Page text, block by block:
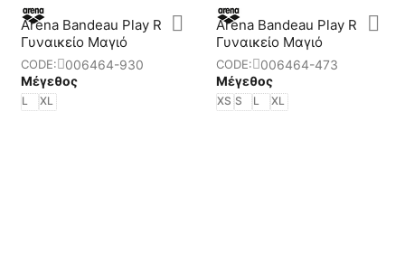
Arena Bandeau Play R
Γυναικείο Μαγιό
CODE:
006464-930
Μέγεθος
L XL
Arena Bandeau Play R
Γυναικείο Μαγιό
CODE:
006464-473
Μέγεθος
XS S L XL